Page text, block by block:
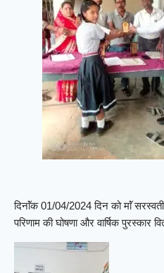
दिनाॅंक 01/04/2024 दिन को माॅं सरस्वती
परिणाम की घोषणा और वार्षिक पुरस्कार